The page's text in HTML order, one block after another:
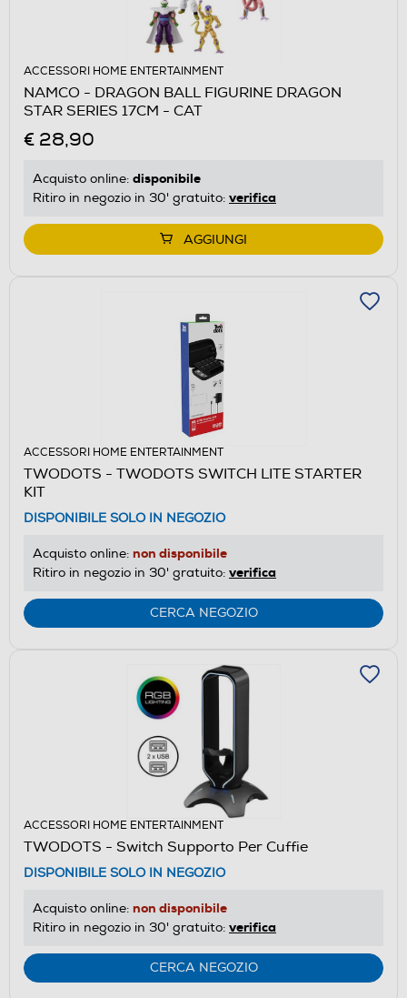
ACCESSORI HOME ENTERTAINMENT
NAMCO - DRAGON BALL FIGURINE DRAGON
STAR SERIES 17CM - CAT
€ 28,90
Acquisto online: disponibile
Ritiro in negozio in 30' gratuito: verifica
AGGIUNGI
ACCESSORI HOME ENTERTAINMENT
TWODOTS - TWODOTS SWITCH LITE STARTER
KIT
DISPONIBILE SOLO IN NEGOZIO
Acquisto online: non disponibile
Ritiro in negozio in 30' gratuito: verifica
CERCA NEGOZIO
ACCESSORI HOME ENTERTAINMENT
TWODOTS - Switch Supporto Per Cuffie
DISPONIBILE SOLO IN NEGOZIO
Acquisto online: non disponibile
Ritiro in negozio in 30' gratuito: verifica
CERCA NEGOZIO